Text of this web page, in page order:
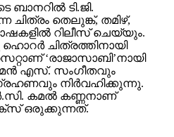
ബാനറിൽ ടി.ജി.
ചിത്രം തെലുങ്ക്, തമിഴ്,
റിലീസ് ചെയ്യും.
ചിത്രത്തിനായി
‘രാജാസാബി’നായി
തമൻ എസ്. സംഗീതവും
നിർവഹിക്കുന്നു.
കമൽ കണ്ണനാണ്
ഒരുക്കുന്നത്.